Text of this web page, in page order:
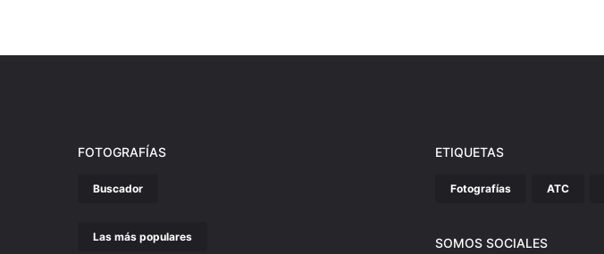
FOTOGRAFÍAS
Buscador
Las más populares
ETIQUETAS
Fotografías ATC
SOMOS SOCIALES